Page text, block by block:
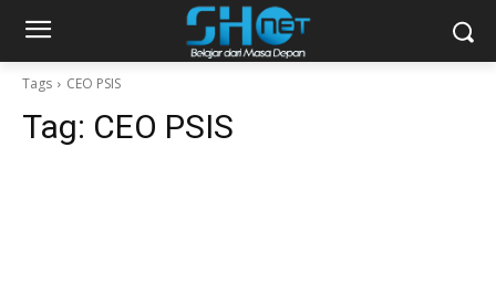
Tags CEO PSIS
Tag: CEO PSIS